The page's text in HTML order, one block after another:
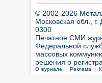
© 2002-2026
Московская обл.,
0300
Печатное СМИ
Федеральной
массовых
решения о
О журнале | Реклама |